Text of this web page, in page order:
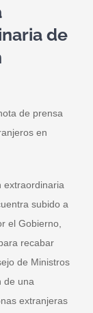
de
de prensa
en
extraordinaria
subido a
el Gobierno,
recabar
de Ministros
de una
extranjeras